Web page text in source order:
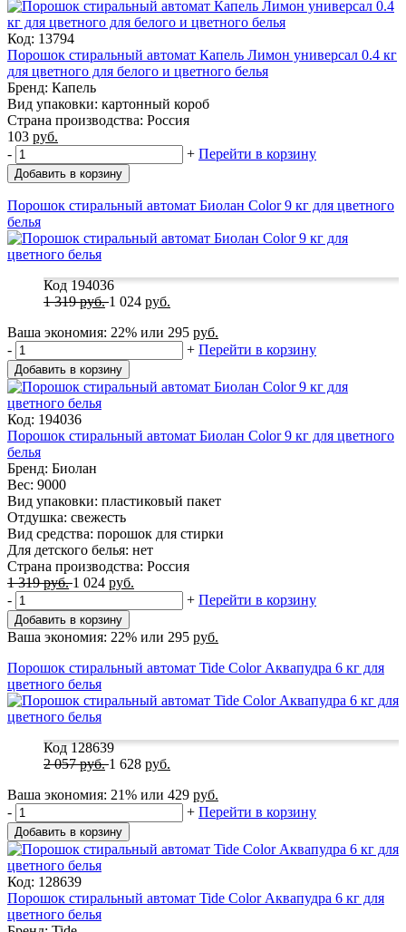
Код: 13794
Порошок стиральный автомат Капель Лимон универсал 0.4 кг
для цветного для белого и цветного белья
Бренд: Капель
Вид упаковки: картонный короб
Страна производства: Россия
103 руб.
-
+ Перейти в корзину
Добавить в корзину
Порошок стиральный автомат Биолан Color 9 кг для цветного
белья
Код 194036
1 319руб. 1 024 руб.
Ваша экономия: 22% или 295 руб.
-
+ Перейти в корзину
Добавить в корзину
Код: 194036
Порошок стиральный автомат Биолан Color 9 кг для цветного
белья
Бренд: Биолан
Вес: 9000
Вид упаковки: пластиковый пакет
Отдушка: свежесть
Вид средства: порошок для стирки
Для детского белья: нет
Страна производства: Россия
1 319руб. 1 024 руб.
-
+ Перейти в корзину
Добавить в корзину
Ваша экономия: 22% или 295 руб.
Порошок стиральный автомат Tide Color Аквапудра 6 кг для
цветного белья
Код 128639
2 057руб. 1 628 руб.
Ваша экономия: 21% или 429 руб.
-
+ Перейти в корзину
Добавить в корзину
Код: 128639
Порошок стиральный автомат Tide Color Аквапудра 6 кг для
цветного белья